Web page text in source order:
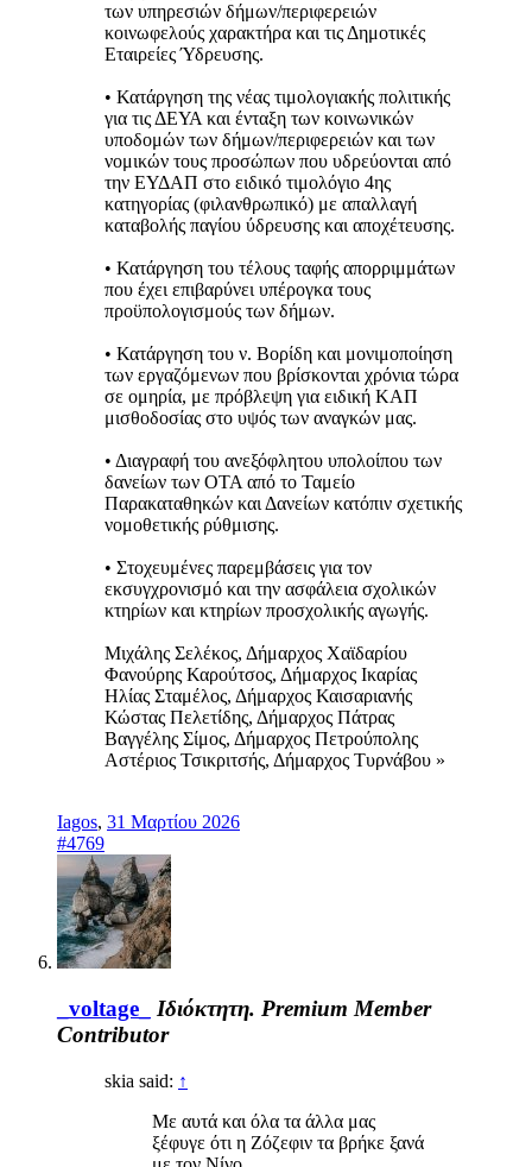
των υπηρεσιών δήμων/περιφερειών
κοινωφελούς χαρακτήρα και τις Δημοτικές
Εταιρείες Ύδρευσης.
• Κατάργηση της νέας τιμολογιακής πολιτικής
για τις ΔΕΥΑ και ένταξη των κοινωνικών
υποδομών των δήμων/περιφερειών και των
νομικών τους προσώπων που υδρεύονται από
την ΕΥΔΑΠ στο ειδικό τιμολόγιο 4ης
κατηγορίας (φιλανθρωπικό) με απαλλαγή
καταβολής παγίου ύδρευσης και αποχέτευσης.
• Κατάργηση του τέλους ταφής απορριμμάτων
που έχει επιβαρύνει υπέρογκα τους
προϋπολογισμούς των δήμων.
• Κατάργηση του ν. Βορίδη και μονιμοποίηση
των εργαζόμενων που βρίσκονται χρόνια τώρα
σε ομηρία, με πρόβλεψη για ειδική ΚΑΠ
μισθοδοσίας στο υψός των αναγκών μας.
• Διαγραφή του ανεξόφλητου υπολοίπου των
δανείων των ΟΤΑ από το Ταμείο
Παρακαταθηκών και Δανείων κατόπιν σχετικής
νομοθετικής ρύθμισης.
• Στοχευμένες παρεμβάσεις για τον
εκσυγχρονισμό και την ασφάλεια σχολικών
κτηρίων και κτηρίων προσχολικής αγωγής.
Μιχάλης Σελέκος, Δήμαρχος Χαϊδαρίου
Φανούρης Καρούτσος, Δήμαρχος Ικαρίας
Ηλίας Σταμέλος, Δήμαρχος Καισαριανής
Κώστας Πελετίδης, Δήμαρχος Πάτρας
Βαγγέλης Σίμος, Δήμαρχος Πετρούπολης
Αστέριος Τσικριτσής, Δήμαρχος Τυρνάβου »
Iagos, 31 Μαρτίου 2026
#4769
_voltage_ Ιδιόκτητη. Premium Member
Contributor
skia said: ↑
Με αυτά και όλα τα άλλα μας
ξέφυγε ότι η Ζόζεφιν τα βρήκε ξανά